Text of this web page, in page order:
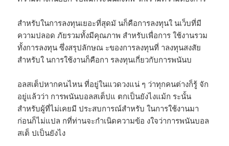
สำหรับในการลงทุนเยอะที่สุดมั นก็คือการลงทุนใ นเว็บที่มี
ความปลอด ภัยรวมทั้งมีคุณภาพ สำหรับเพื่อการ ใช้งานรวม
ทั้งการลงทุน ซึ่งสรุปลักษณ ะของการลงทุนที่ าลงทุนสงสัย
สำหรับใ นการใช้งานก็คือกา รลงทุนเกี่ยวกับการพนันบ
อลสเต็ปหากคนไหน ที่อยู่ในแวดวงแน่ ๆ ว่าทุกคนต่างก็รู้ จัก
อยู่แล้วว่า การพนันบอลสเต็ปแ ตกเป็นยังไงแม้ก ระนั้น
สำหรับผู้ที่ไม่เคยมี ประสบการณ์สำหรับ ในการใช้งานมา
ก่อนก็ไม่แปล กที่ท่านจะกำเนิดความข้อ งใจว่าการพนันบอล
สเต็ ปเป็นยังไง